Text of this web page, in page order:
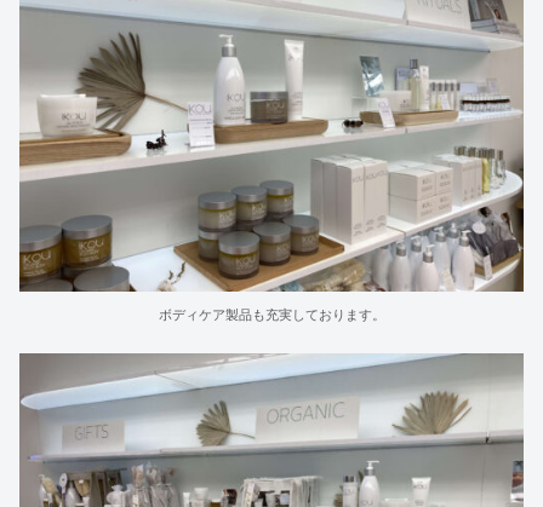
ボディケア製品も充実しております。